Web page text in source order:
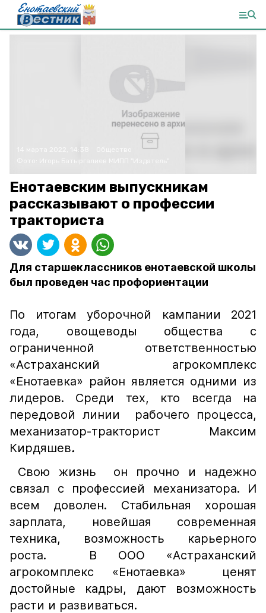
14 марта 2022, 14:38
Игорь Батыргалиев
Енотаевским выпускникам
рассказывают о профессии
тракториста
Для старшеклассников енотаевской школы
был проведен час профориентации
По итогам уборочной кампании 2021
года, овощеводы общества с
ограниченной ответственностью
«Астраханский агрокомплекс
«Енотаевка» район является одними из
лидеров. Среди тех, кто всегда на
передовой линии рабочего процесса,
механизатор-тракторист Максим
Кирдяшев.
Свою жизнь он прочно и надежно
связал с профессией механизатора. И
всем доволен. Стабильная хорошая
зарплата, новейшая современная
техника, возможность карьерного
роста. В ООО «Астраханский
агрокомплекс «Енотаевка»
ценят
достойные кадры, дают возможность
расти и развиваться.